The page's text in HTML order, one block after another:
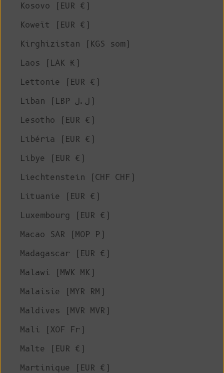
Kosovo (EUR €)
Koweït (EUR €)
Kirghizistan (KGS som)
Laos (LAK ₭)
Lettonie (EUR €)
Liban (LBP ل.ل)
Lesotho (EUR €)
Libéria (EUR €)
Libye (EUR €)
Liechtenstein (CHF CHF)
Lituanie (EUR €)
Luxembourg (EUR €)
Macao SAR (MOP P)
Madagascar (EUR €)
Malawi (MWK MK)
Malaisie (MYR RM)
Maldives (MVR MVR)
Mali (XOF Fr)
Malte (EUR €)
Martinique (EUR €)